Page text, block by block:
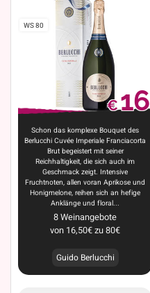
WS 80
Schon das komplexe Bouquet des
Berlucchi Cuvée Imperiale Franciacorta
Brut begeistert mit seiner
Reichhaltigkeit, die sich auch im
Geschmack zeigt. Intensive
Fruchtnoten, allen voran Aprikose und
Honigmelone, reihen sich an hefige
Anklänge und floral...
€16
8Weinangebote
von 16,50€zu80€
Guido Berlucchi